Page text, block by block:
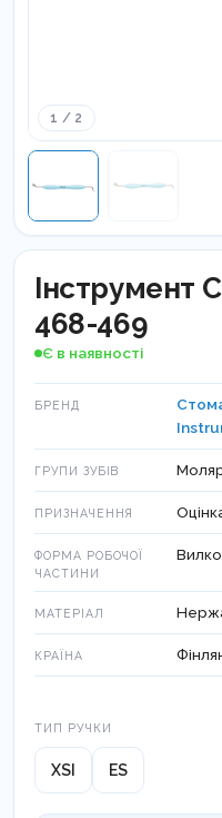
1 / 2
Інструмент
468-469
Є в наявності
БРЕНД
ГРУПИ ЗУБІВ
ПРИЗНАЧЕННЯ
ФОРМА РОБОЧОЇ
ЧАСТИНИ
МАТЕРІАЛ
КРАЇНА
ТИП РУЧКИ
XSI ES